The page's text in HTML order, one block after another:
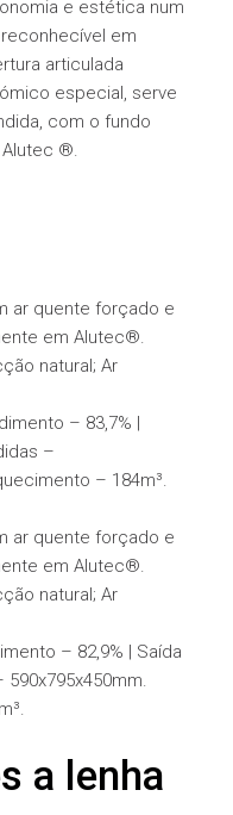
e estética num
em
articulada
especial, serve
com o fundo
®.
ar quente forçado e
em Alutec®.
natural; Ar
– 83,7% |
–
– 184m³.
ar quente forçado e
em Alutec®.
natural; Ar
– 82,9% | Saída
a lenha